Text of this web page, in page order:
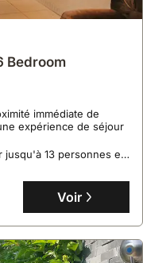
immédiate de
expérience de séjour
jusqu'à 13 personnes et
équipée d'un
confort optimal.
Voir